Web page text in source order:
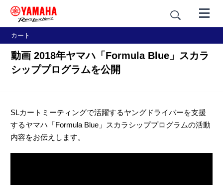
カート
動画 2018年ヤマハ「Formula Blue」スカラ
シッププログラムを公開
SLカートミーティングで活躍するヤングドライバーを支援
するヤマハ「Formula Blue」スカラシッププログラムの活動
内容をお伝えします。